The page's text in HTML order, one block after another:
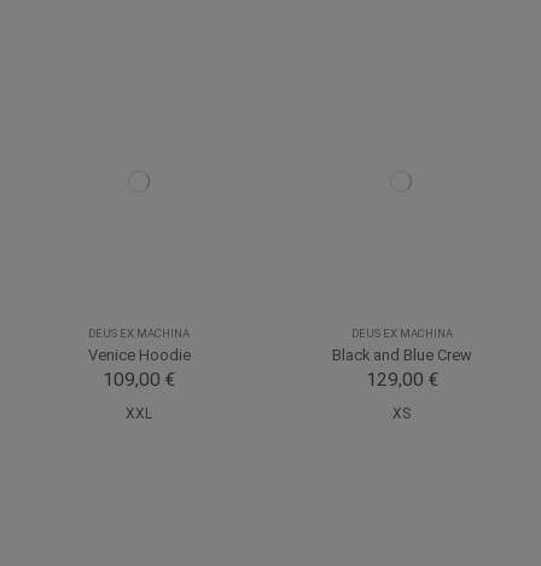
DEUS EX MACHINA
Venice Hoodie
109,00 €
XXL
DEUS EX MACHINA
Black and Blue Crew
129,00 €
XS